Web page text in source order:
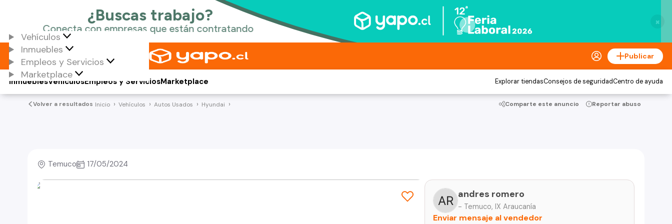
×
Vehículos
Inmuebles
Empleos y Servicios
Marketplace
Publicar
Vehículos
Inmuebles Empleos y ServiciosMarketplace Explorar tiendasConsejos de seguridadCentro de ayuda
Volver a resultados Inicio Vehículos Autos Usados Hyundai Comparte este anuncio Reportar abuso
Temuco 17/05/2024
andres romero
- Temuco, IX Araucanía
Enviar mensaje al vendedor